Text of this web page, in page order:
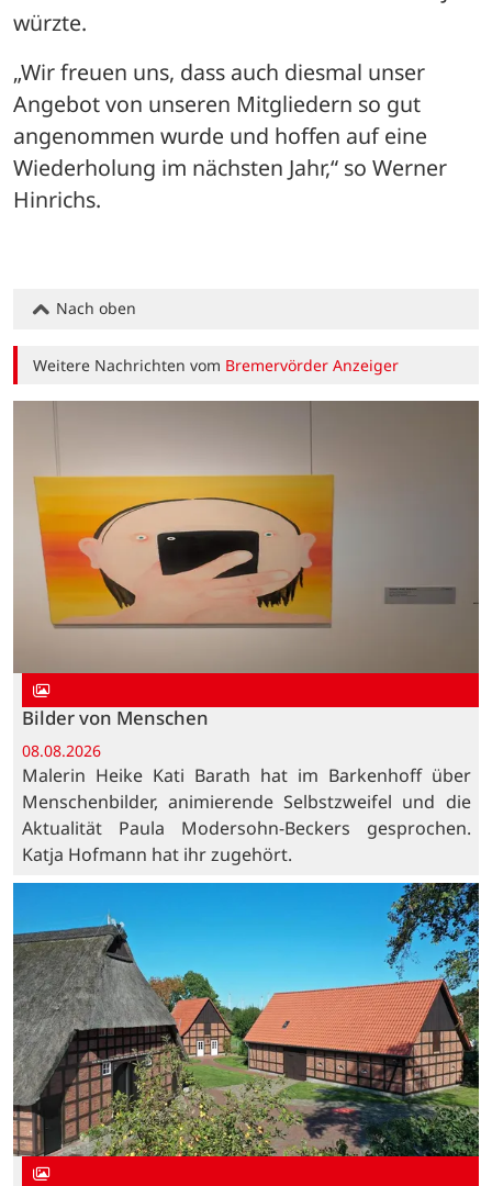
würzte.
„Wir freuen uns, dass auch diesmal unser
Angebot von unseren Mitgliedern so gut
angenommen wurde und hoffen auf eine
Wiederholung im nächsten Jahr,“ so Werner
Hinrichs.
Nach oben
Weitere Nachrichten vom Bremervörder Anzeiger
Bilder von Menschen
08.08.2026
Malerin Heike Kati Barath hat im Barkenhoff über
Menschenbilder, animierende Selbstzweifel und die
Aktualität Paula Modersohn-Beckers gesprochen.
Katja Hofmann hat ihr zugehört.